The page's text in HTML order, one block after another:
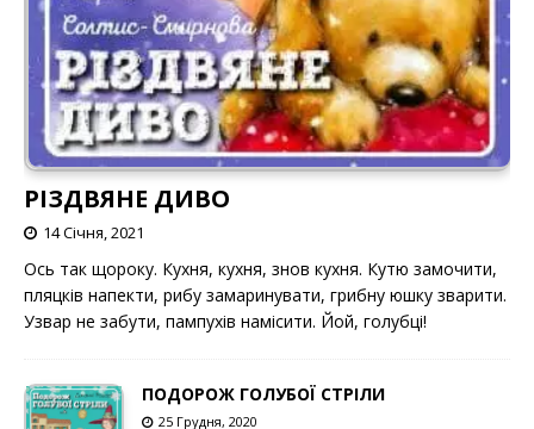
РІЗДВЯНЕ ДИВО
14 Січня, 2021
Ось так щороку. Кухня, кухня, знов кухня. Кутю замочити,
пляцків напекти, рибу замаринувати, грибну юшку зварити.
Узвар не забути, пампухів намісити. Йой, голубці!
ПОДОРОЖ ГОЛУБОЇ СТРІЛИ
25 Грудня, 2020